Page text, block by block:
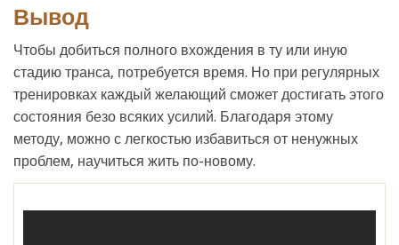
Вывод
Чтобы добиться полного вхождения в ту или иную
стадию транса, потребуется время. Но при регулярных
тренировках каждый желающий сможет достигать этого
состояния безо всяких усилий. Благодаря этому
методу, можно с легкостью избавиться от ненужных
проблем, научиться жить по-новому.